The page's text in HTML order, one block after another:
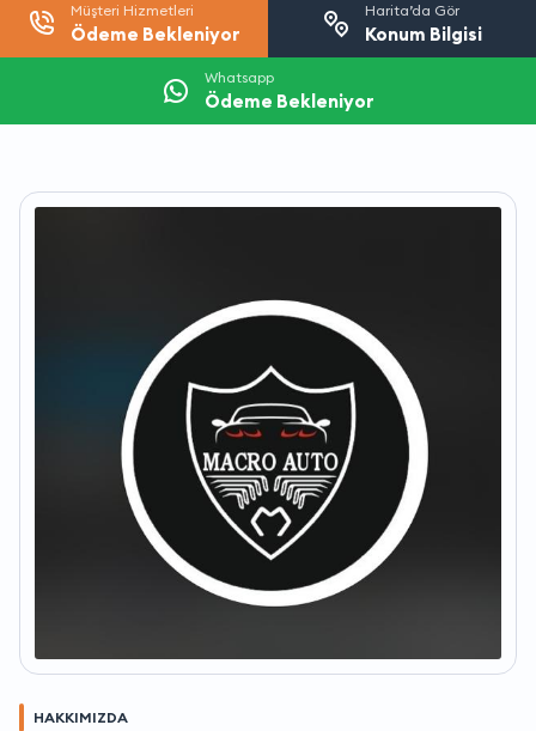
Müşteri Hizmetleri
Ödeme Bekleniyor
Harita’da Gör
Konum Bilgisi
Whatsapp
Ödeme Bekleniyor
HAKKIMIZDA